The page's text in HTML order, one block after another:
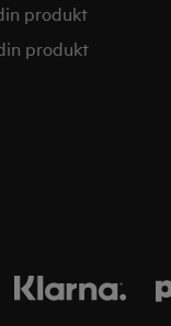
produkt
produkt